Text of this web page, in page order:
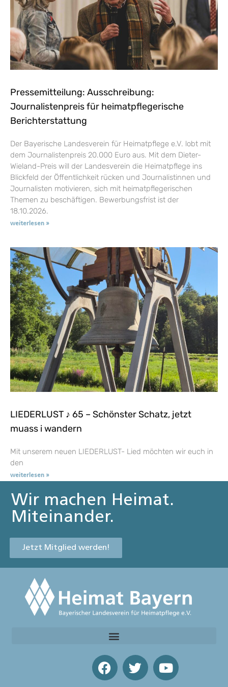
Pressemitteilung: Ausschreibung:
Journalistenpreis für heimatpflegerische
Berichterstattung
Der Bayerische Landesverein für Heimatpflege e.V. lobt mit
dem Journalistenpreis 20.000 Euro aus. Mit dem Dieter-
Wieland-Preis will der Landesverein die Heimatpflege ins
Blickfeld der Öffentlichkeit rücken und Journalistinnen und
Journalisten motivieren, sich mit heimatpflegerischen
Themen zu beschäftigen. Bewerbungsfrist ist der
18.10.2026.
weiterlesen »
LIEDERLUST ♪ 65 – Schönster Schatz, jetzt
muass i wandern
Mit unserem neuen LIEDERLUST- Lied möchten wir euch in
den
weiterlesen »
Wir machen Heimat.
Miteinander.
Jetzt Mitglied werden!